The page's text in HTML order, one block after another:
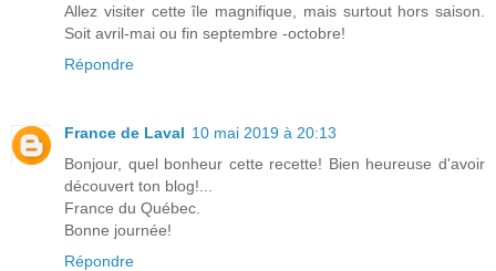
Allez visiter cette île magnifique, mais surtout hors saison.
Soit avril-mai ou fin septembre -octobre!
Répondre
France de Laval 10 mai 2019 à 20:13
Bonjour, quel bonheur cette recette! Bien heureuse d'avoir
découvert ton blog!...
France du Québec.
Bonne journée!
Répondre